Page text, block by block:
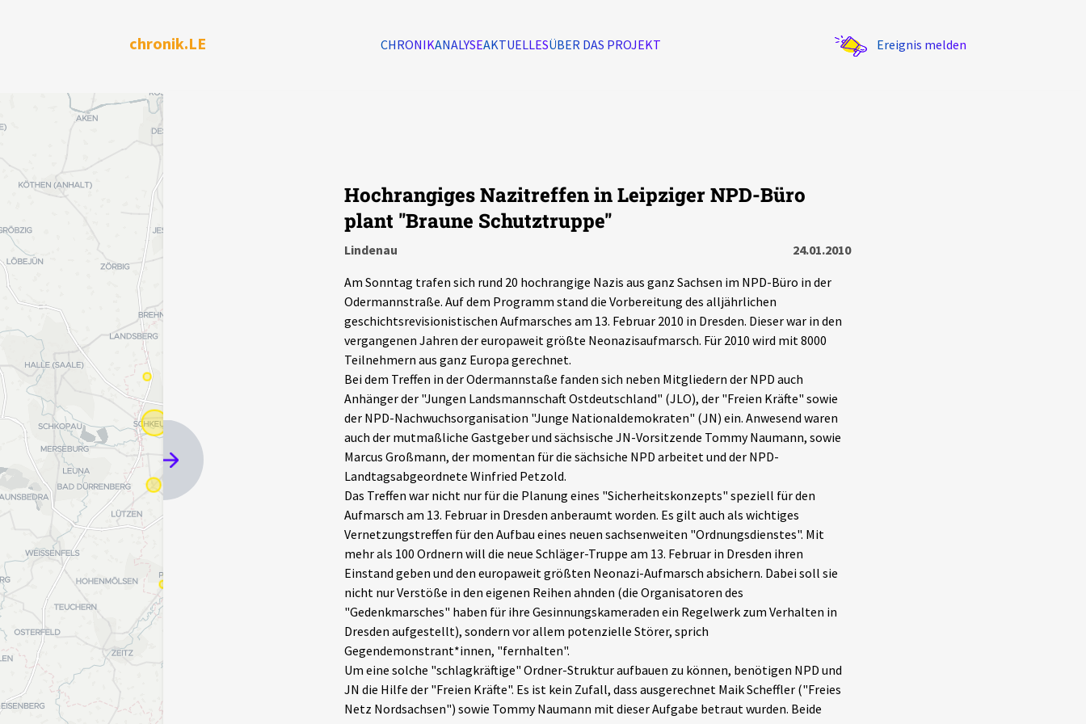
chronik.LE CHRONIKANALYSEAKTUELLESÜBER DAS PROJEKT Ereignis melden
Hochrangiges Nazitreffen in Leipziger NPD-Büro
plant "Braune Schutztruppe"
Lindenau
24.01.2010
Am Sonntag trafen sich rund 20 hochrangige Nazis aus ganz Sachsen im NPD-Büro in der
Odermannstraße. Auf dem Programm stand die Vorbereitung des alljährlichen
geschichtsrevisionistischen Aufmarsches am 13. Februar 2010 in Dresden. Dieser war in den
vergangenen Jahren der europaweit größte Neonazisaufmarsch. Für 2010 wird mit 8000
Teilnehmern aus ganz Europa gerechnet.
Bei dem Treffen in der Odermannstaße fanden sich neben Mitgliedern der NPD auch
Anhänger der "Jungen Landsmannschaft Ostdeutschland" (JLO), der "Freien Kräfte" sowie
der NPD-Nachwuchsorganisation "Junge Nationaldemokraten" (JN) ein. Anwesend waren
auch der mutmaßliche Gastgeber und sächsische JN-Vorsitzende Tommy Naumann, sowie
Marcus Großmann, der momentan für die sächsiche NPD arbeitet und der NPD-
Landtagsabgeordnete Winfried Petzold.
Das Treffen war nicht nur für die Planung eines "Sicherheitskonzepts" speziell für den
Aufmarsch am 13. Februar in Dresden anberaumt worden. Es gilt auch als wichtiges
Vernetzungstreffen für den Aufbau eines neuen sachsenweiten "Ordnungsdienstes". Mit
mehr als 100 Ordnern will die neue Schläger-Truppe am 13. Februar in Dresden ihren
Einstand geben und den europaweit größten Neonazi-Aufmarsch absichern. Dabei soll sie
nicht nur Verstöße in den eigenen Reihen ahnden (die Organisatoren des
"Gedenkmarsches" haben für ihre Gesinnungskameraden ein Regelwerk zum Verhalten in
Dresden aufgestellt), sondern vor allem potenzielle Störer, sprich
Gegendemonstrant*innen, "fernhalten".
Um eine solche "schlagkräftige" Ordner-Struktur aufbauen zu können, benötigen NPD und
JN die Hilfe der "Freien Kräfte". Es ist kein Zufall, dass ausgerechnet Maik Scheffler ("Freies
Netz Nordsachsen") sowie Tommy Naumann mit dieser Aufgabe betraut wurden. Beide
Ereignisse Statistik